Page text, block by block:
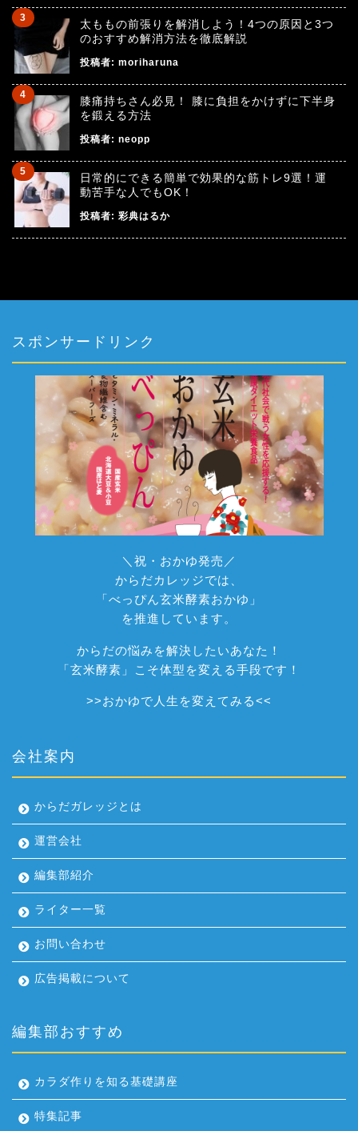
太ももの前張りを解消しよう！4つの原因と3つ
のおすすめ解消方法を徹底解説
投稿者: moriharuna
膝痛持ちさん必見！ 膝に負担をかけずに下半身
を鍛える方法
投稿者: neopp
日常的にできる簡単で効果的な筋トレ9選！運
動苦手な人でもOK！
投稿者: 彩典はるか
スポンサードリンク
＼祝・おかゆ発売／
からだカレッジでは、
「べっぴん玄米酵素おかゆ」
を推進しています。
からだの悩みを解決したいあなた！
「玄米酵素」こそ体型を変える手段です！
>>おかゆで人生を変えてみる<<
会社案内
からだガレッジとは
運営会社
編集部紹介
ライター一覧
お問い合わせ
広告掲載について
編集部おすすめ
カラダ作りを知る基礎講座
特集記事